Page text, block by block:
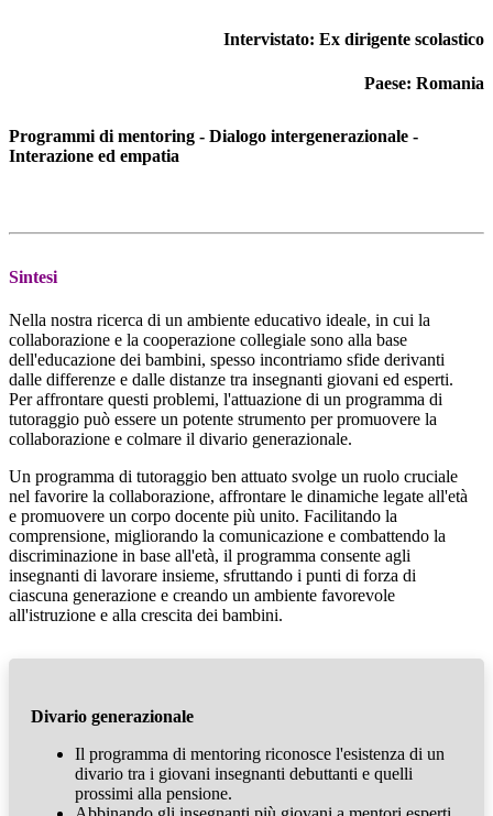
Intervistato: Ex dirigente scolastico
Paese: Romania
Programmi di mentoring - Dialogo intergenerazionale -
Interazione ed empatia
Sintesi
Nella nostra ricerca di un ambiente educativo ideale, in cui la
collaborazione e la cooperazione collegiale sono alla base
dell'educazione dei bambini, spesso incontriamo sfide derivanti
dalle differenze e dalle distanze tra insegnanti giovani ed esperti.
Per affrontare questi problemi, l'attuazione di un programma di
tutoraggio può essere un potente strumento per promuovere la
collaborazione e colmare il divario generazionale.
Un programma di tutoraggio ben attuato svolge un ruolo cruciale
nel favorire la collaborazione, affrontare le dinamiche legate all'età
e promuovere un corpo docente più unito. Facilitando la
comprensione, migliorando la comunicazione e combattendo la
discriminazione in base all'età, il programma consente agli
insegnanti di lavorare insieme, sfruttando i punti di forza di
ciascuna generazione e creando un ambiente favorevole
all'istruzione e alla crescita dei bambini.
Divario generazionale
Il programma di mentoring riconosce l'esistenza di un
divario tra i giovani insegnanti debuttanti e quelli
prossimi alla pensione.